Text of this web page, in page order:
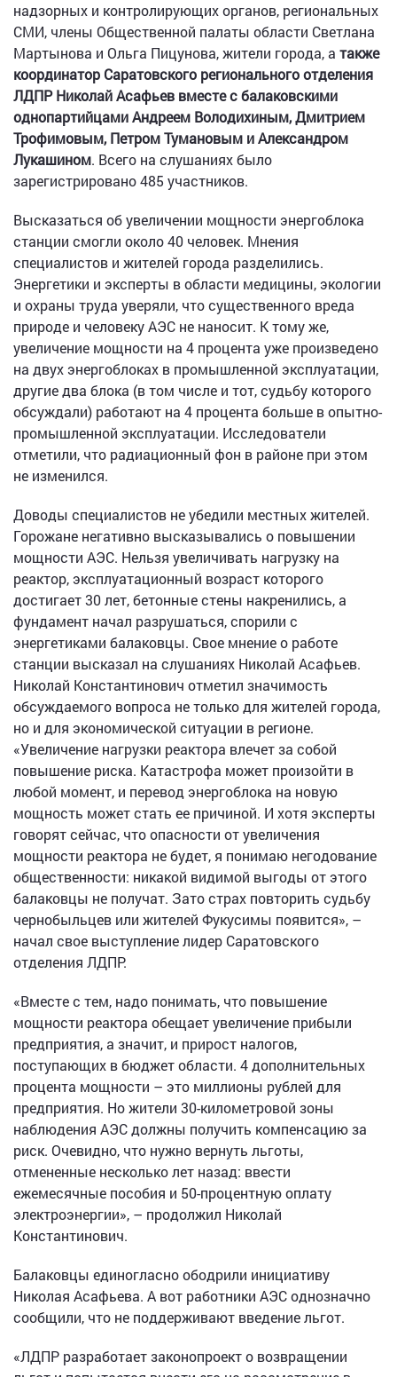
надзорных и контролирующих органов, региональных
СМИ, члены Общественной палаты области Светлана
Мартынова и Ольга Пицунова, жители города, а также
координатор Саратовского регионального отделения
ЛДПР Николай Асафьев вместе с балаковскими
однопартийцами Андреем Володихиным, Дмитрием
Трофимовым, Петром Тумановым и Александром
Лукашином. Всего на слушаниях было
зарегистрировано 485 участников.
Высказаться об увеличении мощности энергоблока
станции смогли около 40 человек. Мнения
специалистов и жителей города разделились.
Энергетики и эксперты в области медицины, экологии
и охраны труда уверяли, что существенного вреда
природе и человеку АЭС не наносит. К тому же,
увеличение мощности на 4 процента уже произведено
на двух энергоблоках в промышленной эксплуатации,
другие два блока (в том числе и тот, судьбу которого
обсуждали) работают на 4 процента больше в опытно-
промышленной эксплуатации. Исследователи
отметили, что радиационный фон в районе при этом
не изменился.
Доводы специалистов не убедили местных жителей.
Горожане негативно высказывались о повышении
мощности АЭС. Нельзя увеличивать нагрузку на
реактор, эксплуатационный возраст которого
достигает 30 лет, бетонные стены накренились, а
фундамент начал разрушаться, спорили с
энергетиками балаковцы. Свое мнение о работе
станции высказал на слушаниях Николай Асафьев.
Николай Константинович отметил значимость
обсуждаемого вопроса не только для жителей города,
но и для экономической ситуации в регионе.
«Увеличение нагрузки реактора влечет за собой
повышение риска. Катастрофа может произойти в
любой момент, и перевод энергоблока на новую
мощность может стать ее причиной. И хотя эксперты
говорят сейчас, что опасности от увеличения
мощности реактора не будет, я понимаю негодование
общественности: никакой видимой выгоды от этого
балаковцы не получат. Зато страх повторить судьбу
чернобыльцев или жителей Фукусимы появится», –
начал свое выступление лидер Саратовского
отделения ЛДПР.
«Вместе с тем, надо понимать, что повышение
мощности реактора обещает увеличение прибыли
предприятия, а значит, и прирост налогов,
поступающих в бюджет области. 4 дополнительных
процента мощности – это миллионы рублей для
предприятия. Но жители 30-километровой зоны
наблюдения АЭС должны получить компенсацию за
риск. Очевидно, что нужно вернуть льготы,
отмененные несколько лет назад: ввести
ежемесячные пособия и 50-процентную оплату
электроэнергии», – продолжил Николай
Константинович.
Балаковцы единогласно ободрили инициативу
Николая Асафьева. А вот работники АЭС однозначно
сообщили, что не поддерживают введение льгот.
«ЛДПР разработает законопроект о возвращении